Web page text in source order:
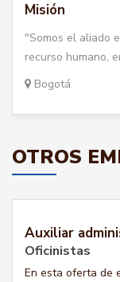
Misión
"Somos el aliado
recurso humano,
Bogotá
OTROS
Auxiliar
Oficinistas
En esta oferta de